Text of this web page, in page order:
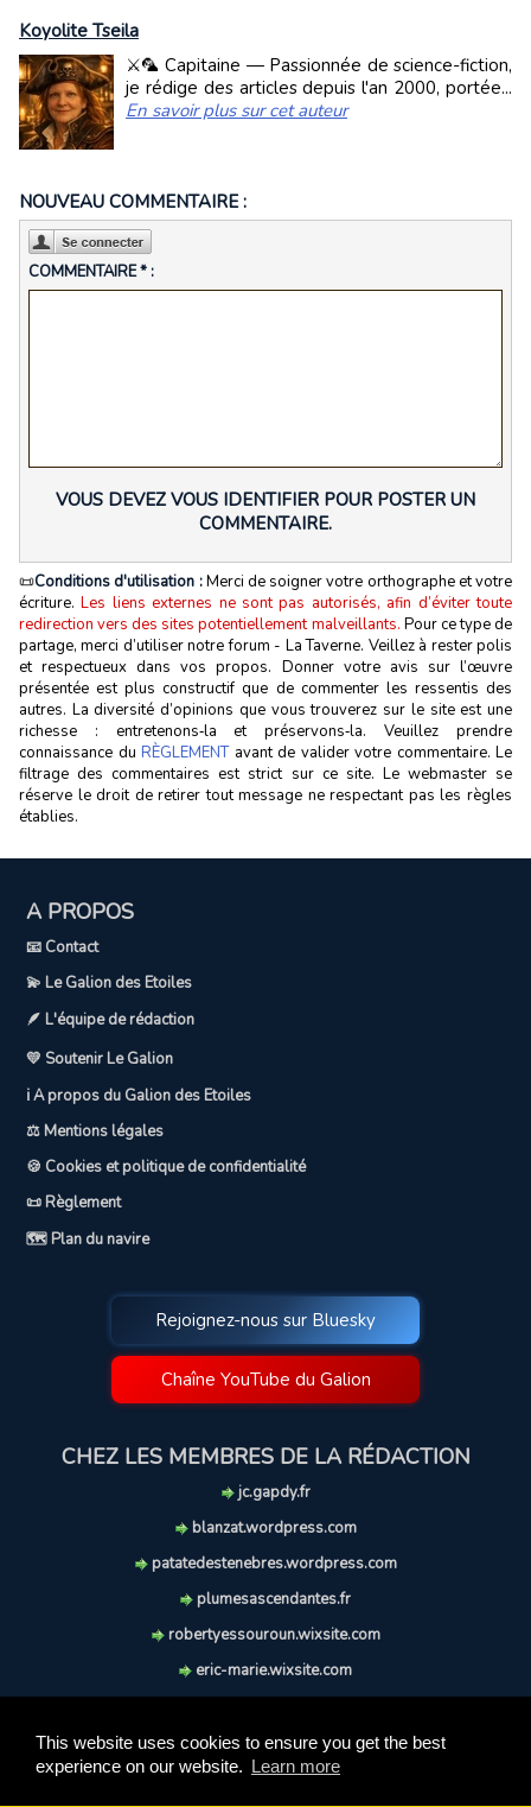
This website uses cookies to ensure you get the best
experience on our website. Learn more
Koyolite Tseila
⚔️🦜 Capitaine — Passionnée de science-fiction,
je rédige des articles depuis l'an 2000, portée...
En savoir plus sur cet auteur
NOUVEAU COMMENTAIRE :
COMMENTAIRE * :
VOUS DEVEZ VOUS IDENTIFIER POUR POSTER UN
COMMENTAIRE.
📜Conditions d'utilisation :Merci de soigner votre orthographe et votre
écriture.Les liens externes ne sont pas autorisés, afin d’éviter toute
redirection vers des sites potentiellement malveillants. Pour ce type de
partage, merci d’utiliser notre forum - La Taverne. Veillez à rester polis
et respectueux dans vos propos. Donner votre avis sur l’œuvre
présentée est plus constructif que de commenter les ressentis des
autres. La diversité d’opinions que vous trouverez sur le site est une
richesse : entretenons‑la et préservons‑la. Veuillez prendre
connaissance du RÈGLEMENTavant de valider votre commentaire. Le
filtrage des commentaires est strict sur ce site. Le webmaster se
réserve le droit de retirer tout message ne respectant pas les règles
établies.
A PROPOS
📧 Contact
💫 Le Galion des Etoiles
🪶 L'équipe de rédaction
💛 Soutenir Le Galion
ℹ️ A propos du Galion des Etoiles
⚖️ Mentions légales
🍪 Cookies et politique de confidentialité
📜 Règlement
🗺️ Plan du navire
Rejoignez-nous sur Bluesky
Chaîne YouTube du Galion
CHEZ LES MEMBRES DE LA RÉDACTION
jc.gapdy.fr
blanzat.wordpress.com
patatedestenebres.wordpress.com
plumesascendantes.fr
robertyessouroun.wixsite.com
eric-marie.wixsite.com
soufflereve.blogspot.com